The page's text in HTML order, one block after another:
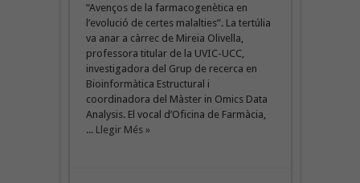
“Avenços de la farmacogenètica en
l’evolució de certes malalties”. La tertúlia
va anar a càrrec de Mireia Olivella,
professora titular de la UVIC-UCC,
investigadora del Grup de recerca en
Bioinformàtica Estructural i
coordinadora del Màster in Omics Data
Analysis. El vocal d’Oficina de Farmàcia,
... Llegir Més »